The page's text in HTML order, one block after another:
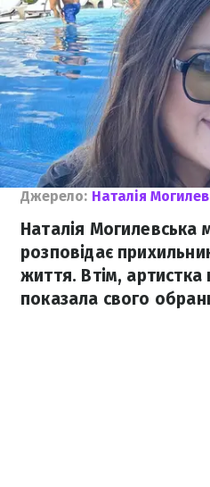
Джерело: Наталія
Наталія Могилевська
розповідає
життя. Втім, артистка
показала свого